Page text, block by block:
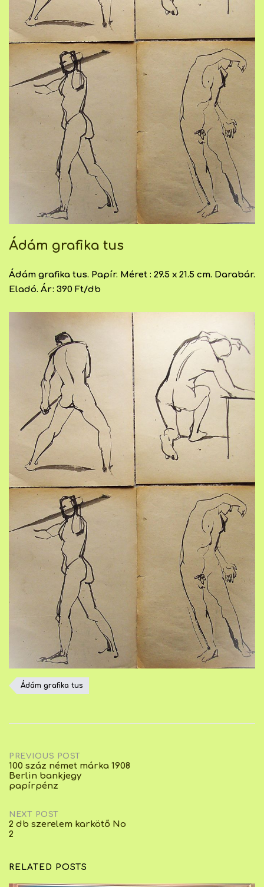
Ádám grafika tus
Ádám grafika tus. Papír. Méret : 29.5 x 21.5 cm. Darabár.
Eladó. Ár: 390 Ft/db
Ádám grafika tus
Post
navigation
PREVIOUS POST
100 száz német márka 1908
Berlin bankjegy
papírpénz
NEXT POST
2 db szerelem karkötő No
2
RELATED POSTS